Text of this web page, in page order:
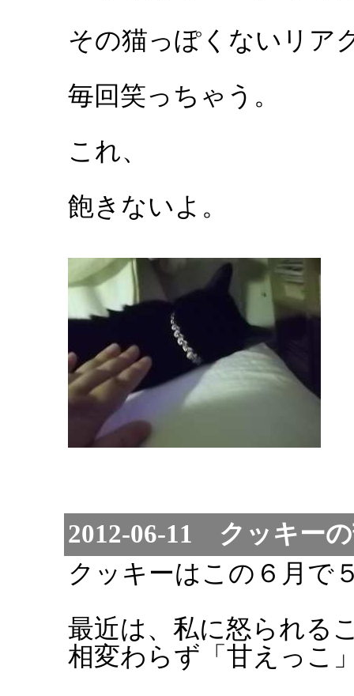
その猫っぽくないリア
毎回笑っちゃう。
これ、
飽きないよ。
2012-06-11 クッキー
クッキーはこの６月で
最近は、私に怒られる
相変わらず「甘えっこ